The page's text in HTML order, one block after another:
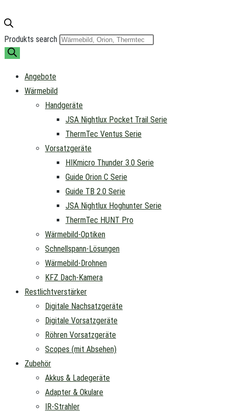
Produkts search
Angebote
Wärmebild
Handgeräte
JSA Nightlux Pocket Trail Serie
ThermTec Ventus Serie
Vorsatzgeräte
HIKmicro Thunder 3.0 Serie
Guide Orion C Serie
Guide TB 2.0 Serie
JSA Nightlux Hoghunter Serie
ThermTec HUNT Pro
Wärmebild-Optiken
Schnellspann-Lösungen
Wärmebild-Drohnen
KFZ Dach-Kamera
Restlichtverstärker
Digitale Nachsatzgeräte
Digitale Vorsatzgeräte
Röhren Vorsatzgeräte
Scopes (mit Absehen)
Zubehör
Akkus & Ladegeräte
Adapter & Okulare
IR-Strahler